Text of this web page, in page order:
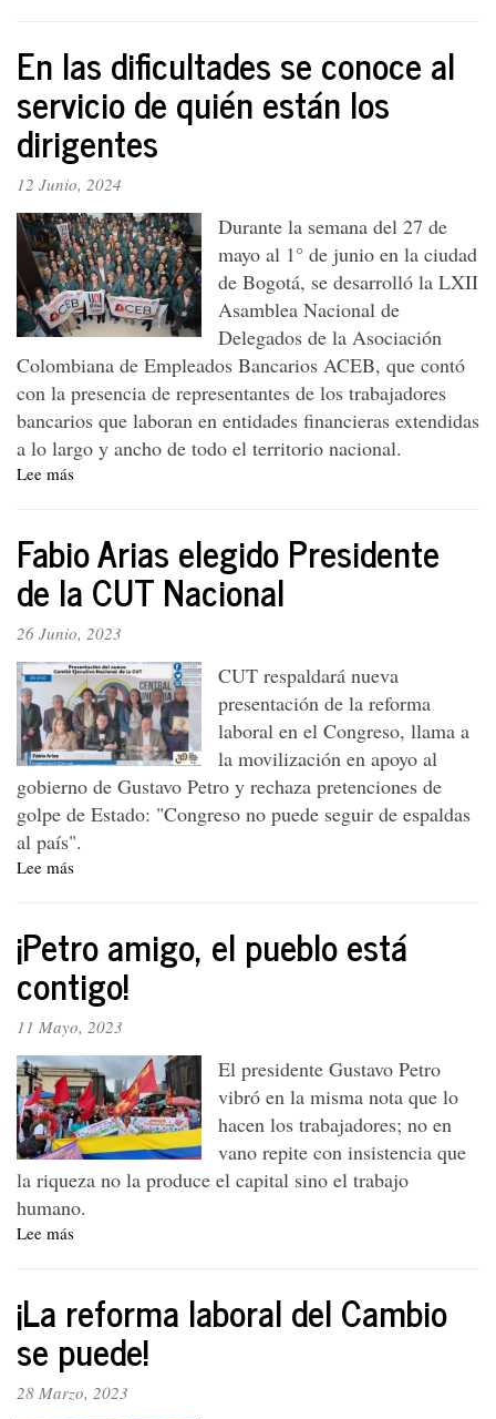
en
la
ANP:
¡No
pasarán!
En las dificultades se conoce al
servicio de quién están los
dirigentes
12 Junio, 2024
Durante la semana del 27 de
mayo al 1° de junio en la ciudad
de Bogotá, se desarrolló la LXII
Asamblea Nacional de
Delegados de la Asociación
Colombiana de Empleados Bancarios ACEB, que contó
con la presencia de representantes de los trabajadores
bancarios que laboran en entidades financieras extendidas
a lo largo y ancho de todo el territorio nacional.
Lee más
dificultades
se
conoce
al
servicio
de
quién
están
los
dirigentes
Fabio Arias elegido Presidente
de la CUT Nacional
26 Junio, 2023
CUT respaldará nueva
presentación de la reforma
laboral en el Congreso, llama a
la movilización en apoyo al
gobierno de Gustavo Petro y rechaza pretenciones de
golpe de Estado: "Congreso no puede seguir de espaldas
al país".
Lee más
elegido
Presidente
de
la
CUT
Nacional
¡Petro amigo, el pueblo está
contigo!
11 Mayo, 2023
El presidente Gustavo Petro
vibró en la misma nota que lo
hacen los trabajadores; no en
vano repite con insistencia que
la riqueza no la produce el capital sino el trabajo
humano.
Lee más
el
pueblo
está
contigo!
¡La reforma laboral del Cambio
se puede!
28 Marzo, 2023